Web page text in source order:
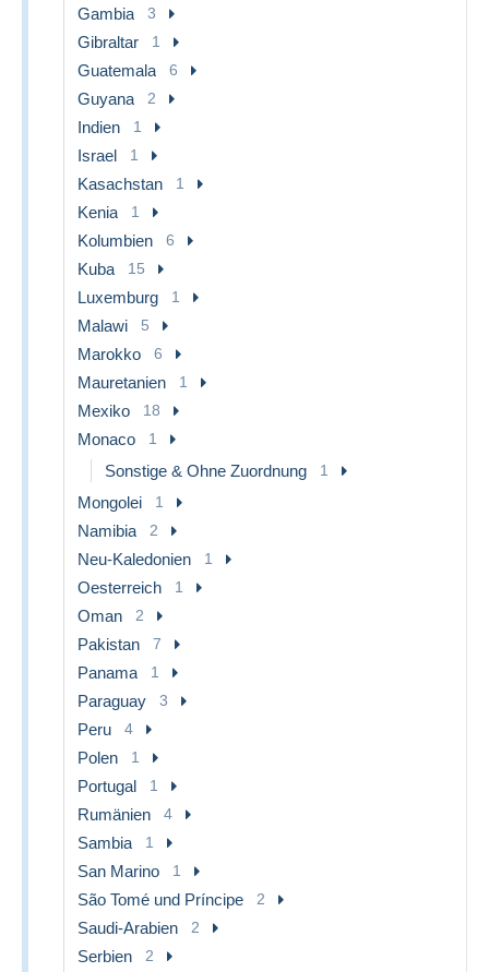
Gambia 3
Gibraltar 1
Guatemala 6
Guyana 2
Indien 1
Israel 1
Kasachstan 1
Kenia 1
Kolumbien 6
Kuba 15
Luxemburg 1
Malawi 5
Marokko 6
Mauretanien 1
Mexiko 18
Monaco 1
Sonstige & Ohne Zuordnung 1
Mongolei 1
Namibia 2
Neu-Kaledonien 1
Oesterreich 1
Oman 2
Pakistan 7
Panama 1
Paraguay 3
Peru 4
Polen 1
Portugal 1
Rumänien 4
Sambia 1
San Marino 1
São Tomé und Príncipe 2
Saudi-Arabien 2
Serbien 2